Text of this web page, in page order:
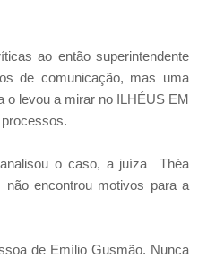
ao então superintendente
de comunicação, mas uma
o levou a mirar no ILHÉUS EM
o caso, a juíza Théa
encontrou motivos para a
de Emílio Gusmão. Nunca